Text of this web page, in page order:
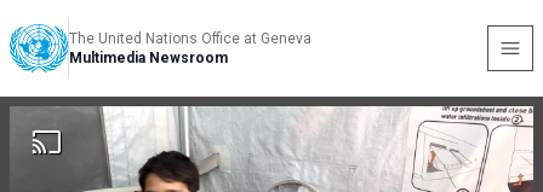
The United Nations Office at Geneva
Multimedia Newsroom